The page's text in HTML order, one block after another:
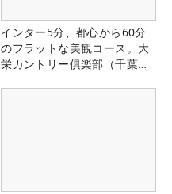
インター5分、都心から60分
のフラットな美観コース。大
栄カントリー俱楽部（千葉